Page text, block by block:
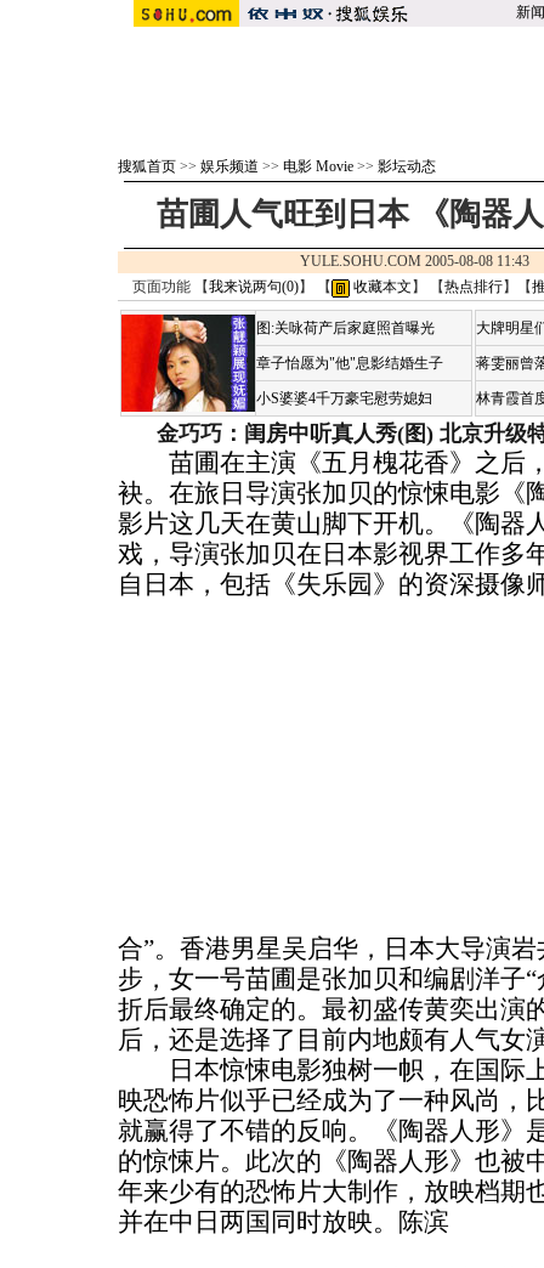
新闻
搜狐首页 >> 娱乐频道 >> 电影 Movie >> 影坛动态
苗圃人气旺到日本 《陶器
YULE.SOHU.COM 2005-08-08
页面功能 【我来说两句(0)】 【 收藏本文 】 【热点排行】【
图:关咏荷产后家庭照首曝光
章子怡愿为"他"息影结婚生子
小S婆婆4千万豪宅慰劳媳妇
大牌明星
蒋雯丽曾
林青霞首
金巧巧：闺房中听真人秀(图) 北京升级
苗圃在主演《五月槐花香》之后
袂。在旅日导演张加贝的惊悚电影《
影片这几天在黄山脚下开机。《陶器
戏，导演张加贝在日本影视界工作多
自日本，包括《失乐园》的资深摄像
合”。香港男星吴启华，日本大导演
步，女一号苗圃是张加贝和编剧洋子
折后最终确定的。最初盛传黄奕出演
后，还是选择了目前内地颇有人气女
日本惊悚电影独树一帜，在国际
映恐怖片似乎已经成为了一种风尚，
就赢得了不错的反响。《陶器人形》
的惊悚片。此次的《陶器人形》也被
年来少有的恐怖片大制作，放映档期
并在中日两国同时放映。陈滨